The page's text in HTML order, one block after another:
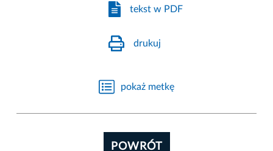
tekst w PDF
drukuj
pokaż metkę
POWRÓT